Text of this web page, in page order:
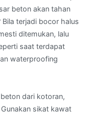
beton akan tahan
terjadi bocor halus
ditemukan, lalu
saat terdapat
waterproofing
dari kotoran,
sikat kawat